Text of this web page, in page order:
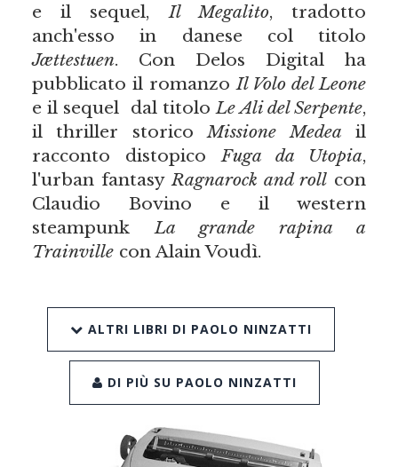
e il sequel,Il Megalito, tradotto
anch'esso in danese col titolo
Jættestuen. Con Delos Digital ha
pubblicato il romanzoIl Volo del Leone
e il sequel dal titoloLe Ali del Serpente,
il thriller storicoMissione Medea il
racconto distopicoFuga da Utopia,
l'urban fantasyRagnarock and roll con
Claudio Bovino e il western
steampunkLa grande rapina a
Trainvillecon Alain Voudì.
ALTRI LIBRI DI PAOLO NINZATTI
DI PIÙ SU PAOLO NINZATTI